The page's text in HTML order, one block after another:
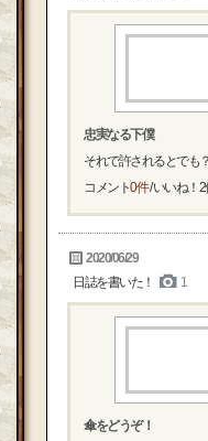
忠実なる下僕
それで許されるとでも
コメント0件/ いいね！ 2
2020/06/29
日誌を書いた！
1
傘をどうぞ！